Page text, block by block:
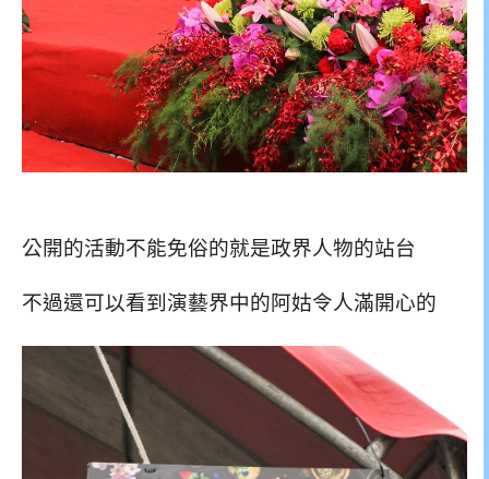
公開的活動不能免俗的就是政界人物的站台
不過還可以看到演藝界中的阿姑令人滿開心的